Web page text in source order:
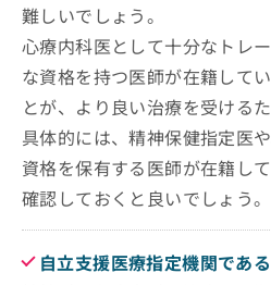
難しいでしょう。
心療内科医として十分なトレ
な資格を持つ医師が在籍して
とが、より良い治療を受ける
具体的には、精神保健指定医
資格を保有する医師が在籍し
確認しておくと良いでしょう。
自立支援医療指定機関であ